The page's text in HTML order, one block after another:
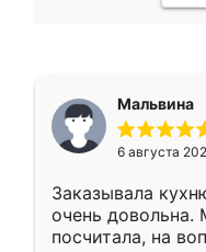
Мальвина
6 августа
Заказывала
очень
посчитала, на